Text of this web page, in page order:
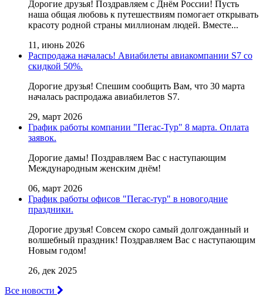
Дорогие друзья! Поздравляем с Днём России! Пусть
наша общая любовь к путешествиям помогает открывать
красоту родной страны миллионам людей. Вместе...
11, июнь 2026
Распродажа началась! Авиабилеты авиакомпании S7 со
скидкой 50%.
Дорогие друзья! Cпешим сообщить Вам, что 30 марта
началась распродажа авиабилетов S7.
29, март 2026
График работы компании "Пегас-Тур" 8 марта. Оплата
заявок.
Дорогие дамы! Поздравляем Вас с наступающим
Международным женским днём!
06, март 2026
График работы офисов "Пегас-тур" в новогодние
праздники.
Дорогие друзья! Совсем скоро самый долгожданный и
волшебный праздник! Поздравляем Вас с наступающим
Новым годом!
26, дек 2025
Все новости